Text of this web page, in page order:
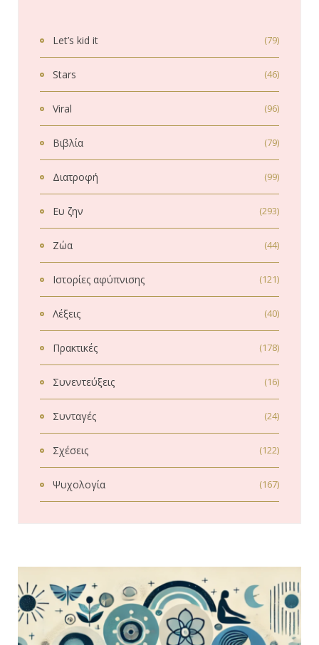
Let’s kid it (79)
Stars (46)
Viral (96)
Βιβλία (79)
Διατροφή (99)
Ευ ζην (293)
Ζώα (44)
Ιστορίες αφύπνισης (121)
Λέξεις (40)
Πρακτικές (178)
Συνεντεύξεις (16)
Συνταγές (24)
Σχέσεις (122)
Ψυχολογία (167)